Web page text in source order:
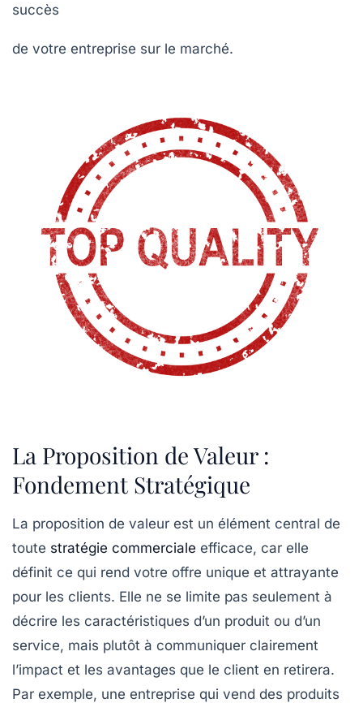
succès
de votre entreprise sur le marché.
La Proposition de Valeur :
Fondement Stratégique
La proposition de valeur est un élément central de
toute stratégie commerciale efficace, car elle
définit ce qui rend votre offre unique et attrayante
pour les clients. Elle ne se limite pas seulement à
décrire les caractéristiques d’un produit ou d’un
service, mais plutôt à communiquer clairement
l’impact et les avantages que le client en retirera.
Par exemple, une entreprise qui vend des produits